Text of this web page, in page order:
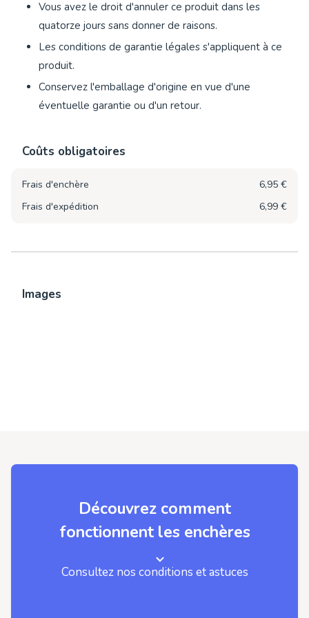
Vous avez le droit d'annuler ce produit dans les
quatorze jours sans donner de raisons.
Les conditions de garantie légales s'appliquent à ce
produit.
Conservez l'emballage d'origine en vue d'une
éventuelle garantie ou d'un retour.
Coûts obligatoires
Frais d'enchère
6,95 €
Frais d'expédition
6,99 €
Images
Découvrez comment
fonctionnent les enchères
Consultez nos conditions et astuces